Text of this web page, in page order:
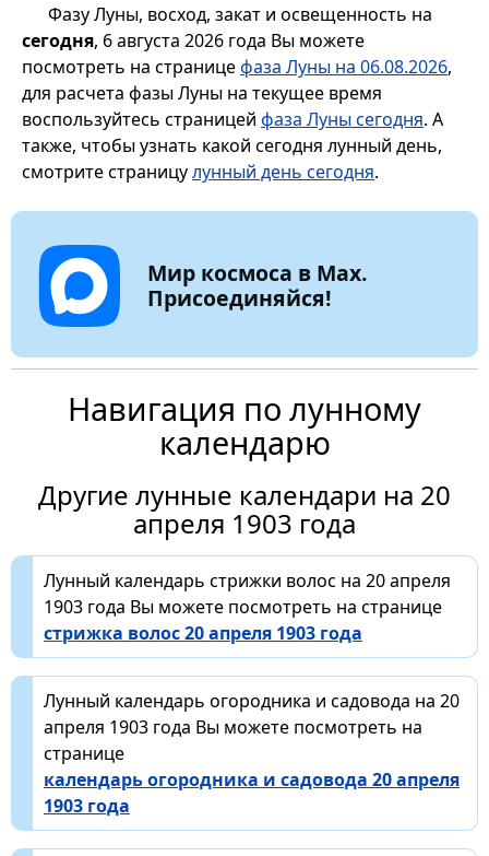
Фазу Луны, восход, закат и освещенность на
сегодня, 6 августа 2026 года Вы можете
посмотреть на страницефаза Луны на 06.08.2026,
для расчета фазы Луны на текущее время
воспользуйтесь страницей фаза Луны сегодня. А
также, чтобы узнать какой сегодня лунный день,
смотрите страницулунный день сегодня.
Мир космоса в Max.
Присоединяйся!
Навигация по лунному
календарю
Другие лунные календари на 20
апреля 1903 года
Лунный календарь стрижки волос на 20 апреля
1903 года Вы можете посмотреть на странице
стрижка волос 20 апреля 1903 года
Лунный календарь огородника и садовода на 20
апреля 1903 года Вы можете посмотреть на
странице
календарь огородника и садовода 20 апреля
1903 года